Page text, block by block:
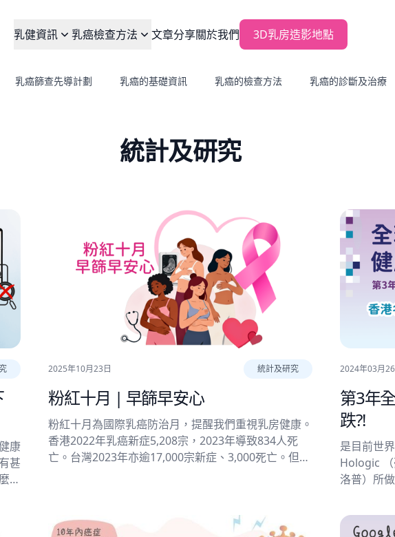
乳健資訊 乳癌檢查方法 文章分享關於我們 3D乳房造影地點
乳癌篩查先導計劃 乳癌的基礎資訊 乳癌的檢查方法 乳癌的診斷及治療
統計及研究
康
甚
不
2025年10月23日 統計及研究
粉紅十月 | 早篩早安心
粉紅十月為國際乳癌防治月，提醒我們重視乳房健康。
香港2022年乳癌新症5,208宗，2023年導致834人死
亡。台灣2023年亦逾17,000宗新症、3,000死亡。但其
2024年03月
第3年
跌?!
是目前世
Hologic
洛普）所
查基礎:
康」、「